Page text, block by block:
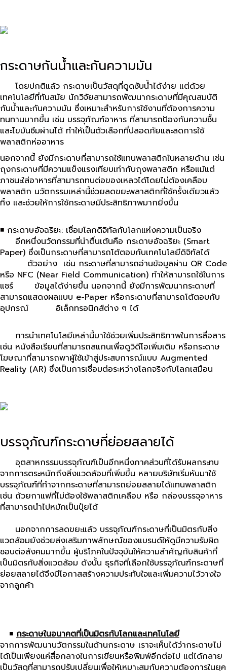
กระดาษกันน้ำและกันความมัน
โดยปกติแล้ว กระดาษเป็นวัสดุที่ดูดซับน้ำได้ง่าย แต่ด้วย
เทคโนโลยีที่ทันสมัย นักวิจัยสามารถพัฒนากระดาษที่มีคุณสมบัติ
กันน้ำและกันความมัน ซึ่งเหมาะสำหรับการใช้งานที่ต้องการความ
ทนทานมากขึ้น เช่น บรรจุภัณฑ์อาหาร ที่สามารถป้องกันความชื้น
และไขมันซึมผ่านได้ ทำให้เป็นตัวเลือกที่ปลอดภัยและลดการใช้
พลาสติกห่ออาหาร
นอกจากนี้ ยังมีกระดาษที่สามารถใช้แทนพลาสติกในหลายด้าน เช่น
ถุงกระดาษที่มีความแข็งแรงเทียบเท่ากับถุงพลาสติก หรือแม้แต่
ภาชนะใส่อาหารที่สามารถทนต่อของเหลวได้โดยไม่ต้องเคลือบ
พลาสติก นวัตกรรมเหล่านี้ช่วยลดขยะพลาสติกที่ใช้ครั้งเดียวแล้ว
ทิ้ง และช่วยให้การใช้กระดาษมีประสิทธิภาพมากยิ่งขึ้น
◾ กระดาษอัจฉริยะ: เชื่อมโลกดิจิทัลกับโลกแห่งความเป็นจริง
อีกหนึ่งนวัตกรรมที่น่าตื่นเต้นคือ กระดาษอัจฉริยะ (Smart
Paper) ซึ่งเป็นกระดาษที่สามารถโต้ตอบกับเทคโนโลยีดิจิทัลได้
ตัวอย่าง เช่น กระดาษที่สามารถอ่านข้อมูลผ่าน QR Code
หรือ NFC (Near Field Communication) ทำให้สามารถใช้ในการ
แชร์ ข้อมูลได้ง่ายขึ้น นอกจากนี้ ยังมีการพัฒนากระดาษที่
สามารถแสดงผลแบบ e-Paper หรือกระดาษที่สามารถโต้ตอบกับ
อุปกรณ์ อิเล็กทรอนิกส์ต่าง ๆ ได้
การนำเทคโนโลยีเหล่านี้มาใช้ช่วยเพิ่มประสิทธิภาพในการสื่อสาร
เช่น หนังสือเรียนที่สามารถสแกนเพื่อดูวิดีโอเพิ่มเติม หรือกระดาษ
โฆษณาที่สามารถพาผู้ใช้เข้าสู่ประสบการณ์แบบ Augmented
Reality (AR) ซึ่งเป็นการเชื่อมต่อระหว่างโลกจริงกับโลกเสมือน
บรรจุภัณฑ์กระดาษที่ย่อยสลายได้
อุตสาหกรรมบรรจุภัณฑ์เป็นอีกหนึ่งภาคส่วนที่ได้รับผลกระทบ
จากการตระหนักถึงสิ่งแวดล้อมที่เพิ่มขึ้น หลายบริษัทเริ่มหันมาใช้
บรรจุภัณฑ์ที่ทำจากกระดาษที่สามารถย่อยสลายได้แทนพลาสติก
เช่น ถ้วยกาแฟที่ไม่ต้องใช้พลาสติกเคลือบ หรือ กล่องบรรจุอาหาร
ที่สามารถนำไปหมักเป็นปุ๋ยได้
นอกจากการลดขยะแล้ว บรรจุภัณฑ์กระดาษที่เป็นมิตรกับสิ่ง
แวดล้อมยังช่วยส่งเสริมภาพลักษณ์ของแบรนด์ให้ดูมีความรับผิด
ชอบต่อสังคมมากขึ้น ผู้บริโภคในปัจจุบันให้ความสำคัญกับสินค้าที่
เป็นมิตรกับสิ่งแวดล้อม ดังนั้น ธุรกิจที่เลือกใช้บรรจุภัณฑ์กระดาษที่
ย่อยสลายได้จึงมีโอกาสสร้างความประทับใจและเพิ่มความไว้วางใจ
จากลูกค้า
◾ กระดาษในอนาคตที่เป็นมิตรกับโลกและเทคโนโลยี
จากการพัฒนานวัตกรรมในด้านกระดาษ เราจะเห็นได้ว่ากระดาษไม่
ได้เป็นเพียงแค่สื่อกลางในการเขียนหรือพิมพ์อีกต่อไป แต่ได้กลาย
เป็นวัสดุที่สามารถปรับเปลี่ยนเพื่อให้เหมาะสมกับความต้องการในยุค